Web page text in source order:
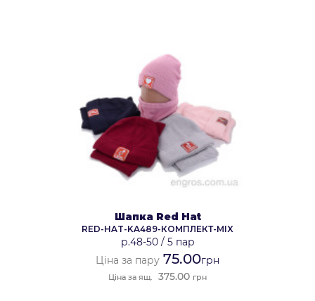
Шапка Red Hat
RED-HAT-KA489-КОМПЛЕКТ-MIX
р.48-50/ 5 пар
Ціна за пару 75.00грн
Ціна за ящ. 375.00 грн